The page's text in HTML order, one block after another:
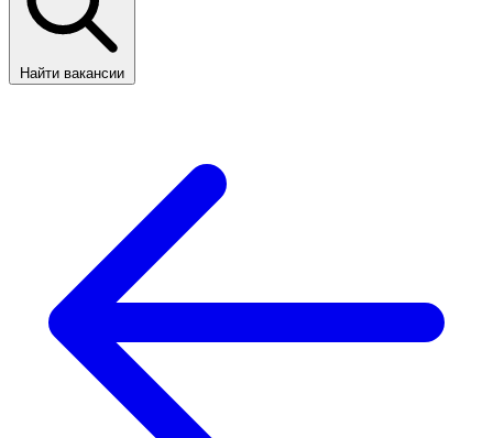
Найти вакансии